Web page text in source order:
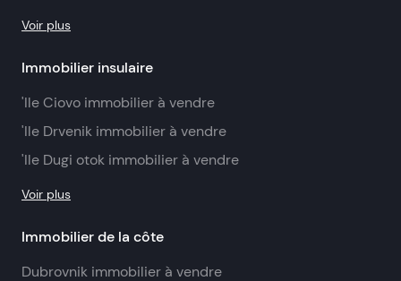
Voir plus
Immobilier insulaire
'Ile Ciovo immobilier à vendre
'Ile Drvenik immobilier à vendre
'Ile Dugi otok immobilier à vendre
Voir plus
Immobilier de la côte
Dubrovnik immobilier à vendre